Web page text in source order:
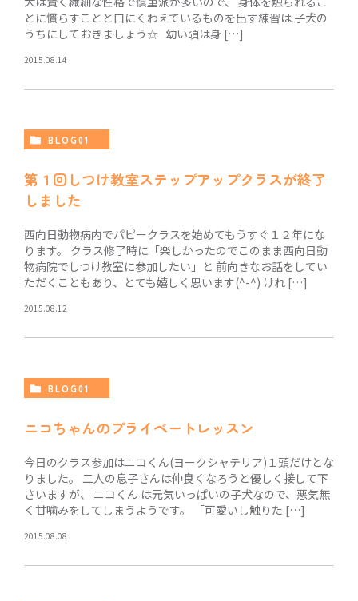
とに慣らすことと口にくわえているものを出す練習は 子犬の
うちにしておきましょう☆ 幼い頃は身 […]
2015.08.14
BLOG01
第１回しつけ教室ステップアップクラスが終了
しました
西向日動物病内でパピークラスを始めてもうすぐ１２年にな
ります。 クラス修了時に「楽しかったのでこのまま西向日動
物病院でしつけ教室に参加したい」と 前向きなお話をしてい
ただくこともあり、とても嬉しく思います(^-^) けれ […]
2015.08.12
BLOG01
ニコちゃんのプライベートレッスン
今日のクラス参加はニコくん(ヨークシャテリア)１頭だけとな
りました。 二人の息子さんは仲良くなろうと優しく接して下
さいますが、 ニコくん は元気いっぱいの子犬なので、悪気無
く甘噛みをしてしまうようです。 「可愛いし触りた […]
2015.08.08